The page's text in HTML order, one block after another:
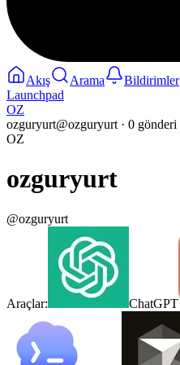
Akış Arama Bildirimler
Launchpad
OZ
ozguryurt@ozguryurt · 0 gönderi
OZ
ozguryurt
@ozguryurt
Araçlar: ChatGPT